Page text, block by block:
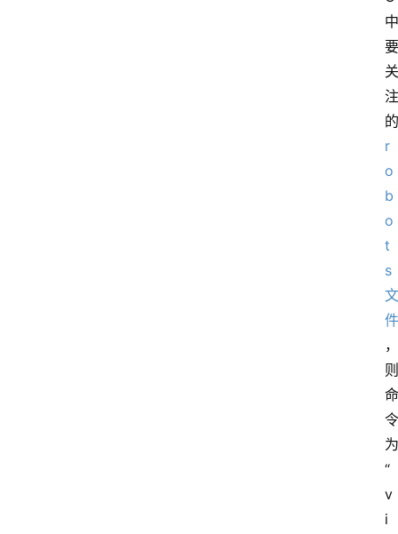
中
要
关
注
的
r
o
b
o
t
s
文
件
，
则
命
令
为
“
v
i